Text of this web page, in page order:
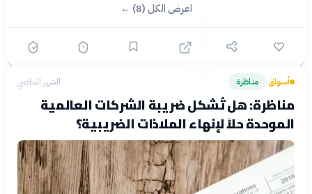
اعرض الكل (8) ←
أسواق› مناظرة الشهر الماضي
مناظرة: هل تُشكل ضريبة الشركات العالمية
الموحدة حلاً لإنهاء الملاذات الضريبية؟